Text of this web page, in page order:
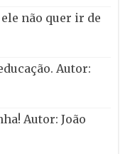
não quer ir de
Autor:
Autor: João